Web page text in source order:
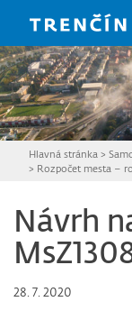
Hlavná stránka >
> Rozpočet mesta –
Návrh
28. 7. 2020